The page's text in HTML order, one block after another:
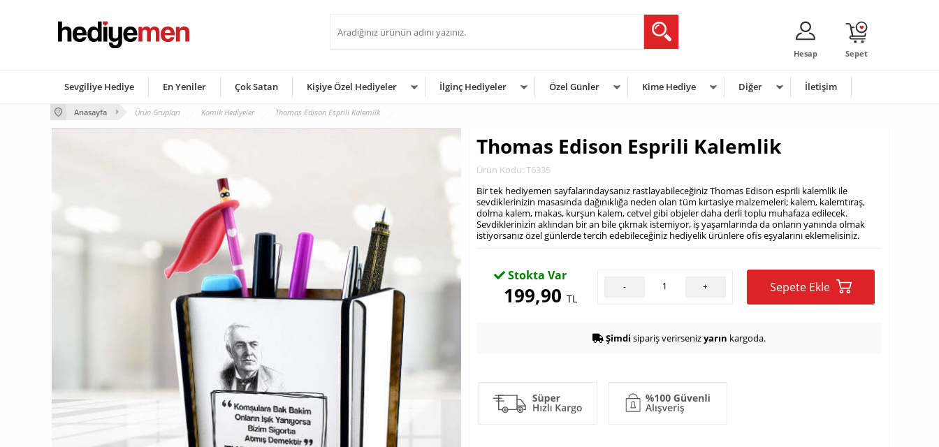
Sepet
Hesap
Sevgiliye Hediye En Yeniler Çok Satan Kişiye Özel Hediyeler İlginç Hediyeler Özel Günler Kime Hediye Diğer İletişim
Anasayfa Ürün Grupları Komik Hediyeler Thomas Edison Esprili Kalemlik
Thomas Edison Esprili Kalemlik
Ürün Kodu: T6335
Bir tek hediyemen sayfalarındaysanız rastlayabileceğiniz Thomas Edison esprili kalemlik ile
sevdiklerinizin masasında dağınıklığa neden olan tüm kırtasiye malzemeleri; kalem, kalemtıraş,
dolma kalem, makas, kurşun kalem, cetvel gibi objeler daha derli toplu muhafaza edilecek.
Sevdiklerinizin aklından bir an bile çıkmak istemiyor, iş yaşamlarında da onların yanında olmak
istiyorsanız özel günlerde tercih edebileceğiniz hediyelik ürünlere ofis eşyalarını eklemelisiniz.
Stokta Var
199,90TL
- + Sepete Ekle
Şimdi sipariş verirsenizyarın kargoda.